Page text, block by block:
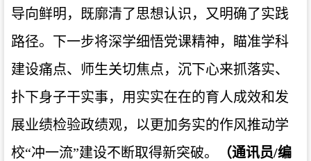
导向鲜明，既廓清了思想认识，又明确了实践
路径。下一步将深学细悟党课精神，瞄准学科
建设痛点、师生关切焦点，沉下心来抓落实、
扑下身子干实事，用实实在在的育人成效和发
展业绩检验政绩观，以更加务实的作风推动学
校“冲一流”建设不断取得新突破。
（通讯员/编